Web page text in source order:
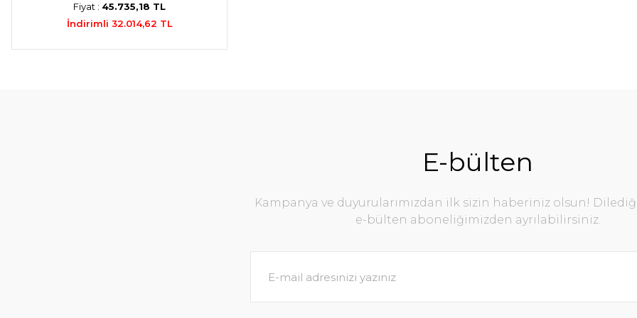
Fiyat : 45.735,18 TL
İndirimli 32.014,62 TL
E-bülten
Kampanya ve duyurularımızdan ilk sizin haberiniz olsun!
e-bülten aboneliğimizden ayrılabilirsiniz.